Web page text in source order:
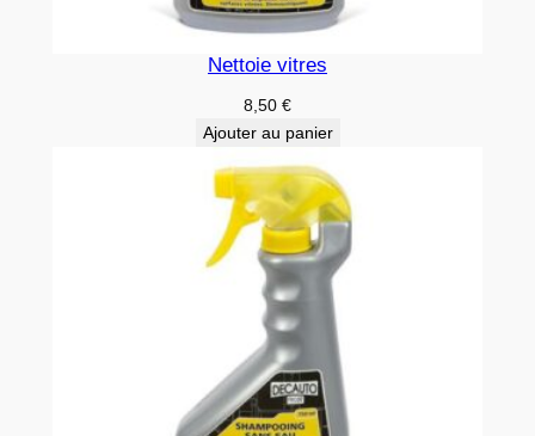
Nettoie vitres
8,50 €
Ajouter au panier